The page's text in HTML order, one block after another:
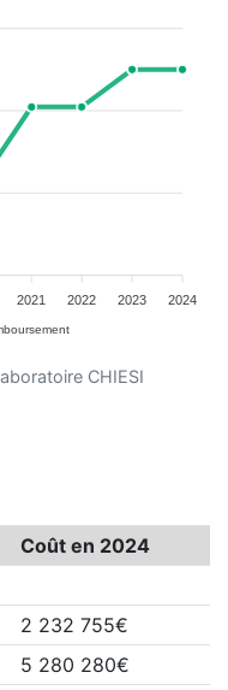
2021 2022 2023 2024
CHIESI
Coût en 2024
2 232 755€
5 280 280€